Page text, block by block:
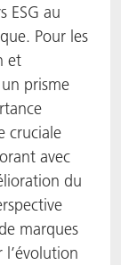
ESG au
Pour les
et
prisme
cruciale
avec
du
marques
l’évolution